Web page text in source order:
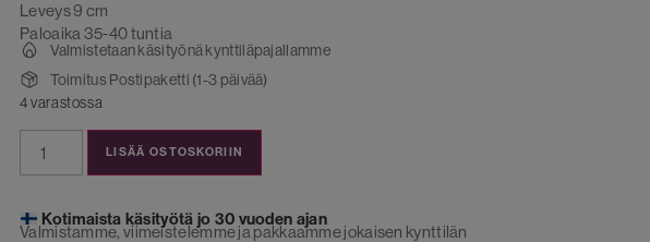
Leveys 9 cm
Paloaika 35-40 tuntia
Valmistetaan käsityönä kynttiläpajallamme
Toimitus Postipaketti (1-3 päivää)
4 varastossa
LISÄÄ OSTOSKORIIN
Kotimaista käsityötä jo 30 vuoden ajan
Valmistamme, viimeistelemme ja pakkaamme jokaisen kynttilän